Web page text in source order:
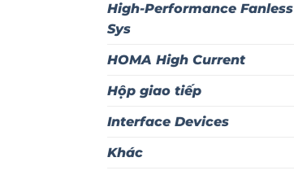
High-Performance Fanless
Sys
HOMA High Current
Hộp giao tiếp
Interface Devices
Khác